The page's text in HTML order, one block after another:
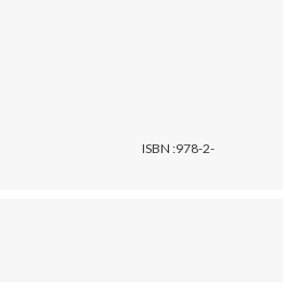
ISBN :978-2-